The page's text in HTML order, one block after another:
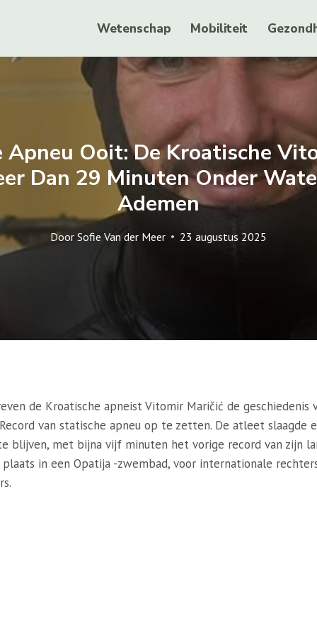
Wetenschap Mobiliteit
Apneu Ooit: De Kroatische
Dan 29 Minuten Onder
Ademen
Door Sofie Van der Meer 23 augustus 2025
de Kroatische apneist Vitomir Maričić de
van statische apneu op te zetten. De atleet slaagde
blijven, met bijna vijf minuten het vorige record van zijn
in een Opatija -zwembad, voor internationale